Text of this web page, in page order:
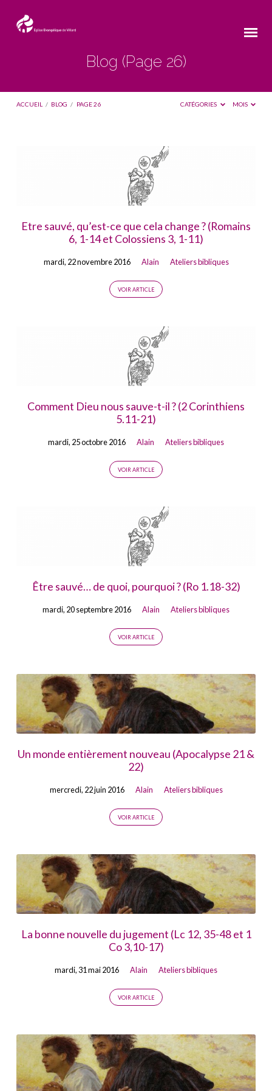
Blog (Page 26)
ACCUEIL / BLOG / PAGE 26 CATÉGORIES MOIS
Etre sauvé, qu’est-ce que cela change ? (Romains
6, 1-14 et Colossiens 3, 1-11)
mardi, 22 novembre 2016 Alain Ateliers bibliques
VOIR ARTICLE
Comment Dieu nous sauve-t-il ? (2 Corinthiens
5.11-21)
mardi, 25 octobre 2016 Alain Ateliers bibliques
VOIR ARTICLE
Être sauvé… de quoi, pourquoi ? (Ro 1.18-32)
mardi, 20 septembre 2016 Alain Ateliers bibliques
VOIR ARTICLE
Un monde entièrement nouveau (Apocalypse 21 &
22)
mercredi, 22 juin 2016 Alain Ateliers bibliques
VOIR ARTICLE
La bonne nouvelle du jugement (Lc 12, 35-48 et 1
Co 3,10-17)
mardi, 31 mai 2016 Alain Ateliers bibliques
VOIR ARTICLE